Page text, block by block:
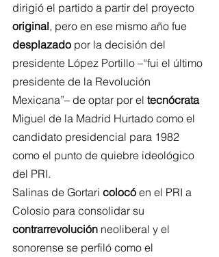
dirigió el partido a partir del proyecto
original, pero en ese mismo año fue
desplazado por la decisión del
presidente López Portillo –“fui el último
presidente de la Revolución
Mexicana”– de optar por el tecnócrata
Miguel de la Madrid Hurtado como el
candidato presidencial para 1982
como el punto de quiebre ideológico
del PRI.
Salinas de Gortari colocó en el PRI a
Colosio para consolidar su
contrarrevolución neoliberal y el
sonorense se perfiló como el